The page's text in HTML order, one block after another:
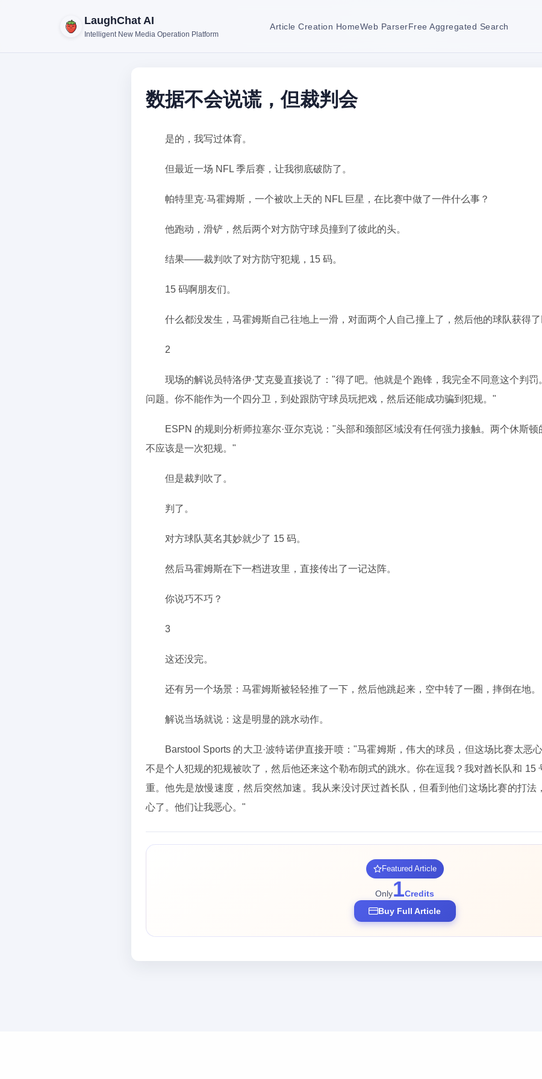
LaughChat AI
Intelligent New Media Operation Platform
Article Creation HomeWeb ParserFree Aggregated Search
数据不会说谎，但裁判会
是的，我写过体育。
但最近一场 NFL 季后赛，让我彻底破防了。
帕特里克·马霍姆斯，一个被吹上天的 NFL 巨星，在比赛中做了一件什么事？
他跑动，滑铲，然后两个对方防守球员撞到了彼此的头。
结果——裁判吹了对方防守犯规，15 码。
15 码啊朋友们。
什么都没发生，马霍姆斯自己往地上一滑，对面两个人自己撞上了，然后他的球队获得了
2
现场的解说员特洛伊·艾克曼直接说了："得了吧。他就是个跑锋，我完全不同意这个判
问题。你不能作为一个四分卫，到处跟防守球员玩把戏，然后还能成功骗到犯规。"
ESPN 的规则分析师拉塞尔·亚尔克说："头部和颈部区域没有任何强力接触。两个休斯
不应该是一次犯规。"
但是裁判吹了。
判了。
对方球队莫名其妙就少了 15 码。
然后马霍姆斯在下一档进攻里，直接传出了一记达阵。
你说巧不巧？
3
这还没完。
还有另一个场景：马霍姆斯被轻轻推了一下，然后他跳起来，空中转了一圈，摔倒在地。
解说当场就说：这是明显的跳水动作。
Barstool Sports 的大卫·波特诺伊直接开喷："马霍姆斯，伟大的球员，但这场比赛太恶
不是个人犯规的犯规被吹了，然后他还来这个勒布朗式的跳水。你在逗我？我对酋长队和 15
重。他先是放慢速度，然后突然加速。我从来没讨厌过酋长队，但看到他们这场比赛的打法
心了。他们让我恶心。"
Featured Article
Only1Credits
Buy Full Article